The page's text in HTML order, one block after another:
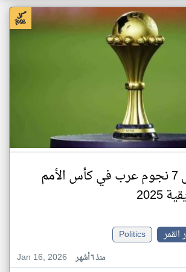
أفضل 7 نجوم عرب في كأس الأمم
2025
القمر
Politics
Jan 16, 2026
منذ ٦ أشهر